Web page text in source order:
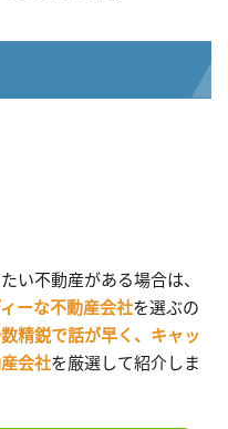
い不動産がある場合は、
ーな不動産会社を選ぶの
精鋭で話が早く、キャッ
会社を厳選して紹介しま